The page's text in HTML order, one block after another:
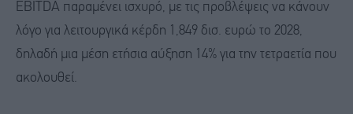
EBITDA παραμένει ισχυρό, με τις προβλέψεις να κάνουν
λόγο για λειτουργικά κέρδη 1,849 δισ. ευρώ το 2028,
δηλαδή μια μέση ετήσια αύξηση 14% για την τετραετία που
ακολουθεί.